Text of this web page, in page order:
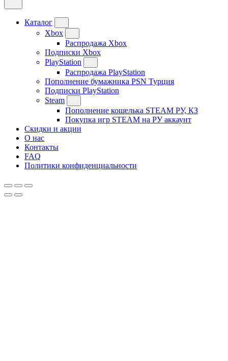
Каталог
Xbox
Распродажа Xbox
Подписки Xbox
PlayStation
Распродажа PlayStation
Пополнение бумажника PSN Турция
Подписки PlayStation
Steam
Пополнение кошелька STEAM РУ, КЗ
Покупка игр STEAM на РУ аккаунт
Скидки и акции
О нас
Контакты
FAQ
Политики конфиденциальности